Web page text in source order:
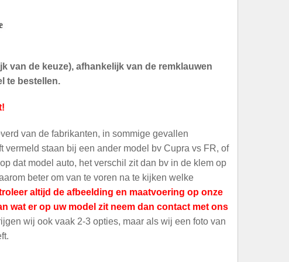
van de keuze), afhankelijk van de remklauwen
te bestellen.
van de fabrikanten, in sommige gevallen
staan bij een ander model bv Cupra vs FR, of
dat model auto, het verschil zit dan bv in de klem op
beter om van te voren na te kijken welke
altijd de afbeelding en maatvoering op onze
wat er op uw model zit neem dan contact met ons
wij ook vaak 2-3 opties, maar als wij een foto van